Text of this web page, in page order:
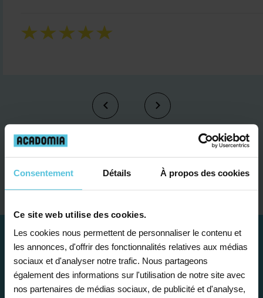
Consentement Détails À propos des cookies
Ce site web utilise des cookies.
Les cookies nous permettent de personnaliser le contenu et
les annonces, d'offrir des fonctionnalités relatives aux médias
sociaux et d'analyser notre trafic. Nous partageons
également des informations sur l'utilisation de notre site avec
nos partenaires de médias sociaux, de publicité et d'analyse,
Je contacte un conseiller